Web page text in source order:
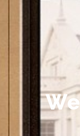
We